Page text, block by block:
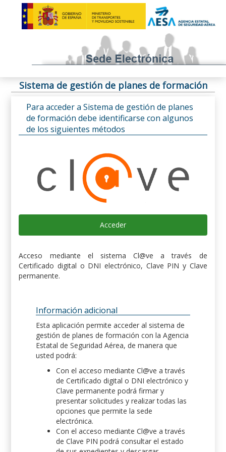
Sistema de gestión de planes de formación
Para acceder a Sistema de gestión de planes
de formación debe identificarse con algunos
de los siguientes métodos
Acceder
Acceso mediante el sistema Cl@ve a través de
Certificado digital o DNI electrónico, Clave PIN y Clave
permanente.
Información adicional
Esta aplicación permite acceder al sistema de
gestión de planes de formación con la Agencia
Estatal de Seguridad Aérea, de manera que
usted podrá:
Con el acceso mediante Cl@ve a través
de Certificado digital o DNI electrónico y
Clave permanente podrá firmar y
presentar solicitudes y realizar todas las
opciones que permite la sede
electrónica.
Con el acceso mediante Cl@ve a través
de Clave PIN podrá consultar el estado